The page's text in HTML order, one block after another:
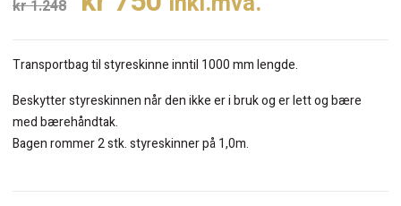
kr1.248
var:
kr 1.248.
er:
kr 750.
Transportbag til styreskinne inntil 1000 mm lengde.
Beskytter styreskinnen når den ikke er i bruk og er lett og bære
med bærehåndtak.
Bagen rommer 2 stk. styreskinner på 1,0m.